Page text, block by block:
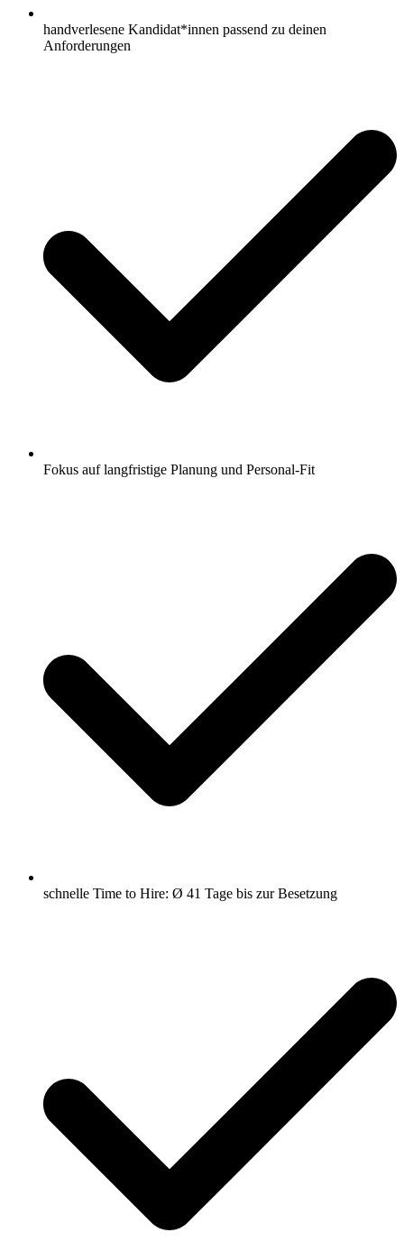
handverlesene Kandidat*innen passend zu deinen
Anforderungen
Fokus auf langfristige Planung und Personal-Fit
schnelle Time to Hire: Ø 41 Tage bis zur Besetzung